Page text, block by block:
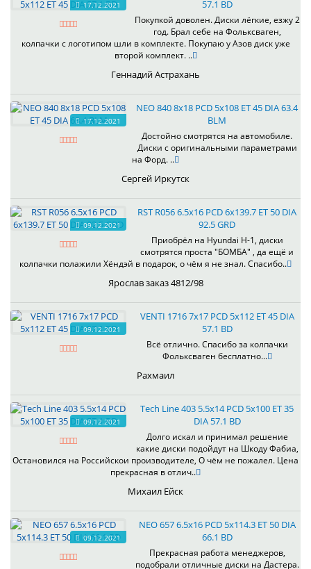
17.12.2021 57.1 BD
Покупкой доволен. Диски лёгкие, езжу 2
год. Брал себе на Фольксваген,
колпачки с логотипом шли в комплекте. Покупаю у Азов диск уже
второй комплект. ..
Геннадий Астрахань
17.12.2021
NEO 840 8x18 PCD 5x108 ET 45 DIA 63.4
BLM
Достойно смотрятся на автомобиле.
Диски с оригинальными параметрами
на Форд. ..
Сергей Иркутск
09.12.2021
RST R056 6.5x16 PCD 6x139.7 ET 50 DIA
92.5 GRD
Приобрёл на Hyundai H-1, диски
смотрятся проста "БОМБА" , да ещё и
колпачки полажили Хёндэй в подарок, о чём я не знал. Спасибо..
Ярослав заказ 4812/98
09.12.2021
VENTI 1716 7x17 PCD 5x112 ET 45 DIA
57.1 BD
Всё отлично. Спасибо за колпачки
Фольксваген бесплатно...
Рахмаил
09.12.2021
Tech Line 403 5.5x14 PCD 5x100 ET 35
DIA 57.1 BD
Долго искал и принимал решение
какие диски подойдут на Шкоду Фабиа,
Остановился на Российскои производителе, О чём не пожалел. Цена
прекрасная в отлич..
Михаил Ейск
09.12.2021
NEO 657 6.5x16 PCD 5x114.3 ET 50 DIA
66.1 BD
Прекрасная работа менеджеров,
подобрали отличные диски на Дастера.